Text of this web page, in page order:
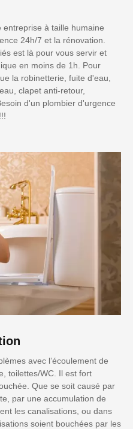
entreprise à taille humaine
24h/7 et la rénovation.
est là pour vous servir et
en moins de 1h. Pour
la robinetterie, fuite d'eau,
clapet anti-retour,
d'un plombier d'urgence
avec l’écoulement de
toilettes/WC. Il est fort
Que se soit causé par
par une accumulation de
les canalisations, ou dans
soient bouchées par les